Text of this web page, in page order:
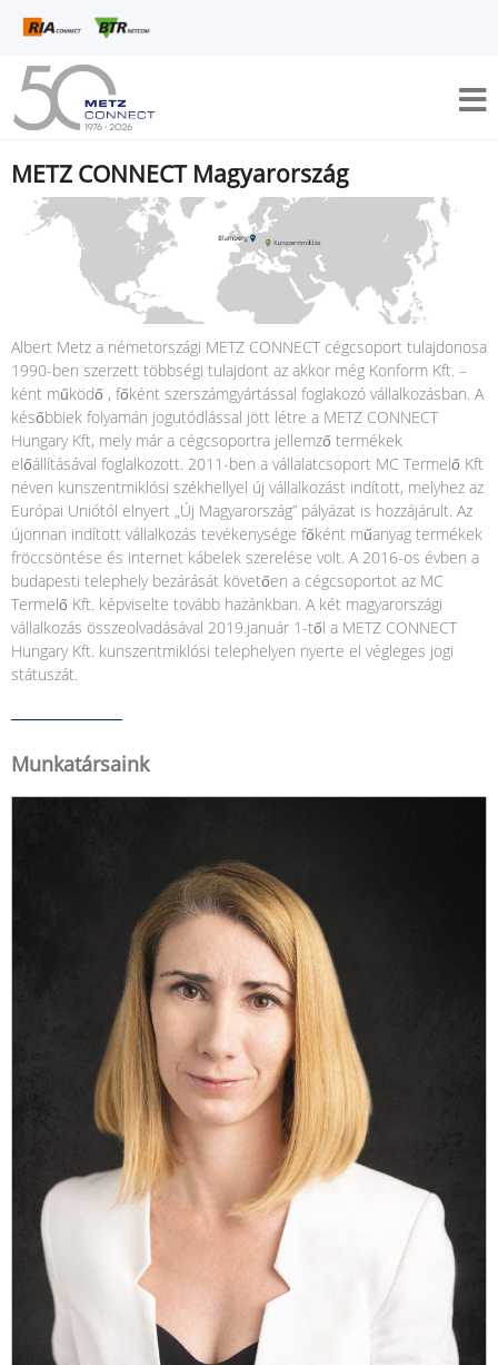
METZ CONNECT Magyarország
Albert Metz a németországi METZ CONNECT cégcsoport tulajdonosa
1990-ben szerzett többségi tulajdont az akkor még Konform Kft. –
ként működő , főként szerszámgyártással foglakozó vállalkozásban. A
későbbiek folyamán jogutódlással jött létre a METZ CONNECT
Hungary Kft, mely már a cégcsoportra jellemző termékek
előállításával foglalkozott. 2011-ben a vállalatcsoport MC Termelő Kft
néven kunszentmiklósi székhellyel új vállalkozást indított, melyhez az
Európai Uniótól elnyert „Új Magyarország” pályázat is hozzájárult. Az
újonnan indított vállalkozás tevékenysége főként műanyag termékek
fröccsöntése és internet kábelek szerelése volt. A 2016-os évben a
budapesti telephely bezárását követően a cégcsoportot az MC
Termelő Kft. képviselte tovább hazánkban. A két magyarországi
vállalkozás összeolvadásával 2019.január 1-től a METZ CONNECT
Hungary Kft. kunszentmiklósi telephelyen nyerte el végleges jogi
státuszát.
Munkatársaink